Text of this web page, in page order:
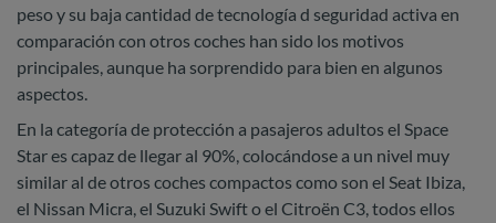
peso y su baja cantidad de tecnología d seguridad activa en
comparación con otros coches han sido los motivos
principales, aunque ha sorprendido para bien en algunos
aspectos.
En la categoría de protección a pasajeros adultos el Space
Star es capaz de llegar al 90%, colocándose a un nivel muy
similar al de otros coches compactos como son el Seat Ibiza,
el Nissan Micra, el Suzuki Swift o el Citroën C3, todos ellos